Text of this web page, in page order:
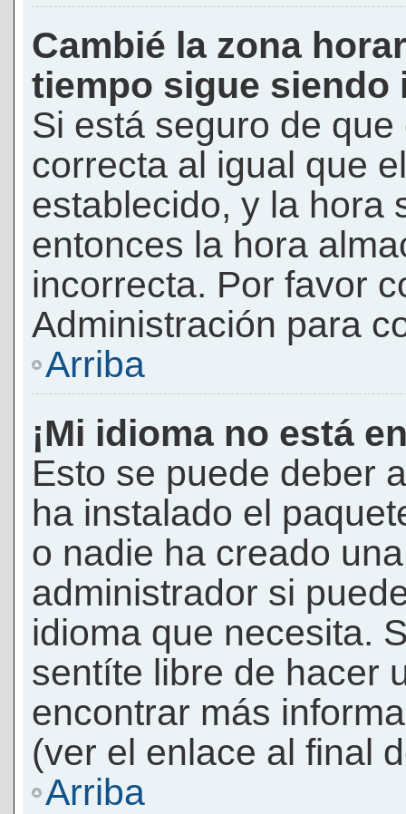
Cambié la zona
tiempo sigue siendo
Si está seguro de
correcta al igual que
establecido, y la hora
entonces la hora
incorrecta. Por favor
Administración para
Arriba
¡Mi idioma no está
Esto se puede deber
ha instalado el
o nadie ha creado
administrador si
idioma que necesita.
sentíte libre de hacer
encontrar más
(ver el enlace al final
Arriba